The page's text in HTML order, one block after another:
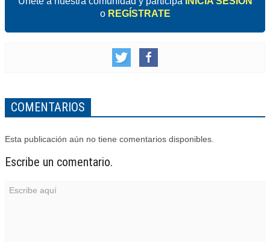
o REGÍSTRATE
COMENTARIOS
Esta publicación aún no tiene comentarios disponibles.
Escribe un comentario.